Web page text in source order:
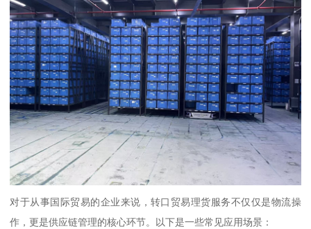
对于从事国际贸易的企业来说，转口贸易理货服务不仅仅是物流操
作，更是供应链管理的核心环节。以下是一些常见应用场景：